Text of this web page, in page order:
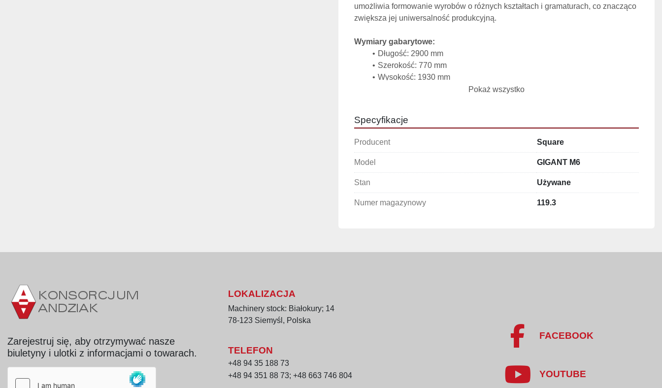
umożliwia formowanie wyrobów o różnych kształtach i gramaturach, co znacząco
zwiększa jej uniwersalność produkcyjną.
Wymiary gabarytowe:
Długość: 2900 mm
Szerokość: 770 mm
Wysokość: 1930 mm
Szerokość płyty formującej: 400 mm
Minimalna temperatura formowanego farszu: 2°C
Całkowite zapotrzebowanie mocy: 7,1 kW
od 4 800 do 12 000 porcji/h przy płycie 4-gniazdowej
proporcjonalnie większa wydajność przy płytach z większą liczbą
Zastosowanie:
wysoka wydajność i powtarzalność formowania
możliwość produkcji różnych kształtów wyrobów
łatwa integracja z liniami produkcyjnymi
spełnienie norm higienicznych przemysłu spożywczego
Pokaż wszystko
Specyfikacje
Producent Square
Model GIGANT M6
Stan Używane
Numer magazynowy 119.3
Zarejestruj się, aby otrzymywać nasze
biuletyny i ulotki z informacjami o towarach.
LOKALIZACJA
Machinery stock: Białokury; 14
78-123 Siemyśl, Polska
TELEFON
+48 94 35 188 73
+48 94 351 88 73; +48 663 746 804
FACEBOOK
YOUTUBE